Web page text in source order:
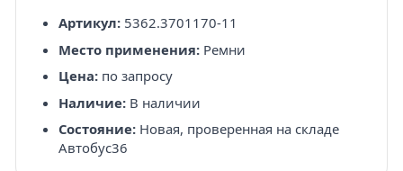
Артикул:5362.3701170-11
Место применения:Ремни
Цена:по запросу
Наличие:В наличии
Состояние:Новая, проверенная на складе
Автобус36